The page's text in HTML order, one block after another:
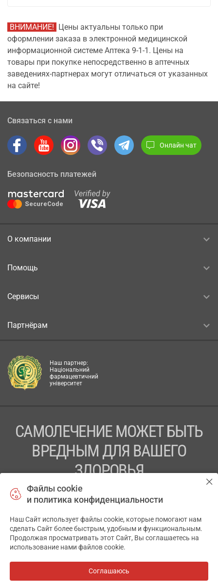
ВНИМАНИЕ! Цены актуальны только при
оформлении заказа в электронной медицинской
информационной системе Аптека 9-1-1. Цены на
товары при покупке непосредственно в аптечных
заведениях-партнерах могут отличаться от указанных
на сайте!
Связаться с нами
Онлайн чат
Безопасность платежей
О компании
Помощь
Сервисы
Партнёрам
Наш партнер:
Національний
фармацевтичний
університет
САМОЛЕЧЕНИЕ МОЖЕТ БЫТЬ
ВРЕДНЫМ ДЛЯ ВАШЕГО
ЗДОРОВЬЯ
ПЕРЕД ПРИМЕНЕНИЕМ ПРЕПАРАТА
ПРОКОНСУЛЬТИРУЙТЕСЬ С ВРАЧОМ
ТОВ «АПТЕКА 911.ЮА» Код ЄДРПОУ 43631965.
Отказ от ответственности
АПТЕКА911.ЮА
Файлы cookie
и политика конфиденциальности
Наш Сайт использует файлы cookie, которые помогают нам
сделать Сайт более быстрым, удобным и функциональным.
Продолжая просматривать этот Сайт, Вы соглашаетесь на
использование нами файлов cookie.
Соглашаюсь
✕